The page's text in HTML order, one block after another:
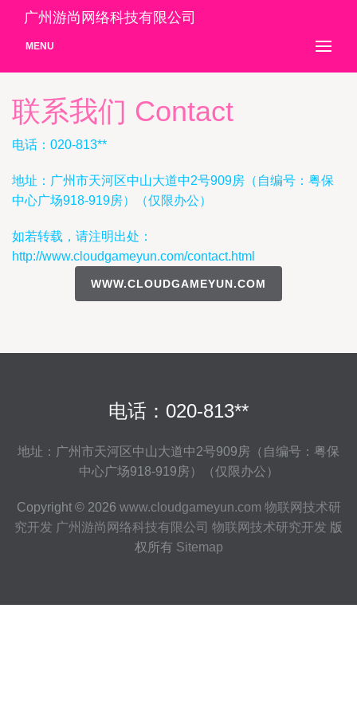
广州游尚网络科技有限公司
MENU
联系我们 Contact
电话：020-813**
地址：广州市天河区中山大道中2号909房（自编号：粤保
中心广场918-919房）（仅限办公）
如若转载，请注明出处：
http://www.cloudgameyun.com/contact.html
WWW.CLOUDGAMEYUN.COM
电话：020-813**
地址：广州市天河区中山大道中2号909房（自编号：粤保
中心广场918-919房）（仅限办公）
Copyright © 2026 www.cloudgameyun.com 物联网技术研
究开发 广州游尚网络科技有限公司 物联网技术研究开发 版
权所有 Sitemap